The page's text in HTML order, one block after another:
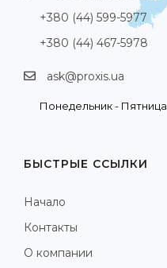
+380 (44) 599-5977
+380 (44) 467-5978
ask@proxis.ua
Понедельник -
БЫСТРЫЕ ССЫЛКИ
Начало
Контакты
О компании